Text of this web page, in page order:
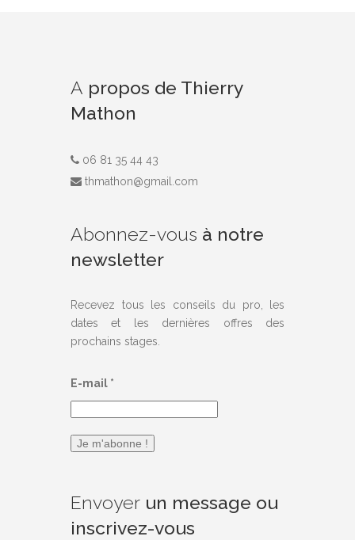
A propos de Thierry
Mathon
06 81 35 44 43
thmathon@gmail.com
Abonnez-vous à notre
newsletter
Recevez tous les conseils du pro, les
dates et les dernières offres des
prochains stages.
E-mail *
Envoyer un message ou
inscrivez-vous